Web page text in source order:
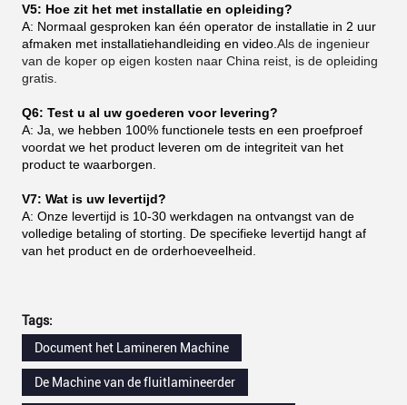
V5: Hoe zit het met installatie en opleiding?
A: Normaal gesproken kan één operator de installatie in 2 uur
afmaken met installatiehandleiding en video. Als de ingenieur
van de koper op eigen kosten naar China reist, is de opleiding
gratis.
Q6: Test u al uw goederen voor levering?
A: Ja, we hebben 100% functionele tests en een proefproef
voordat we het product leveren om de integriteit van het
product te waarborgen.
V7: Wat is uw levertijd?
A: Onze levertijd is 10-30 werkdagen na ontvangst van de
volledige betaling of storting. De specifieke levertijd hangt af
van het product en de orderhoeveelheid.
Tags:
Document het Lamineren Machine
De Machine van de fluitlamineerder